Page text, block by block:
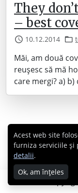
They
– best
10.12.2014
Măi, am două
reușesc să mă
care mergi? a) b)
Acest web site
furniza serviciile și
detalii.
Ok, am înțeles